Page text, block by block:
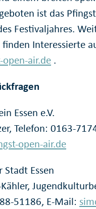
ist das
Festivaljahres.
Interessierte
air.de .
Essen e.V.
Telefon: 0163-
open-air.de
Essen
51186, E-Mail: